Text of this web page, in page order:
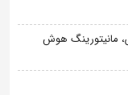
مانیتورینگ هوش